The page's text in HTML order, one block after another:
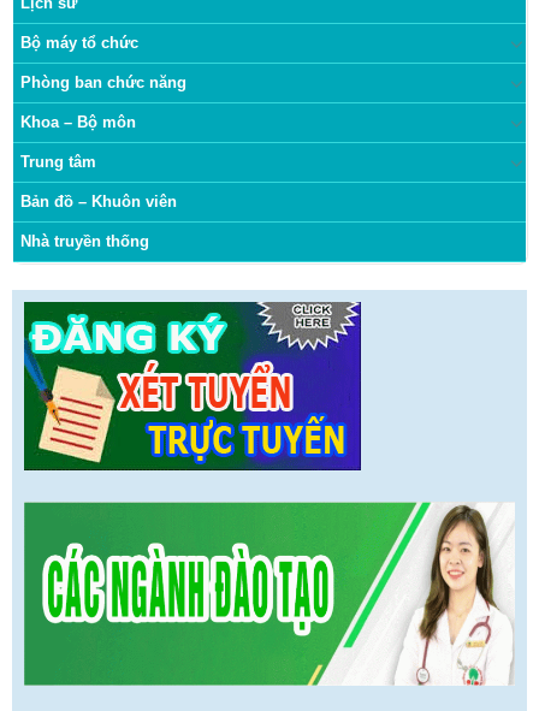
Bộ máy tổ chức
Phòng ban chức năng
Khoa – Bộ môn
Trung tâm
Bản đồ – Khuôn viên
Nhà truyền thống